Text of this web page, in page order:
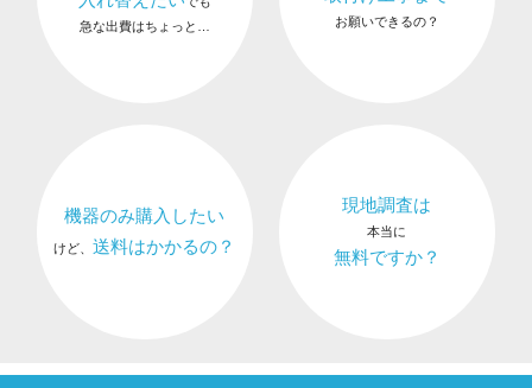
急な出費はちょっと…
お願いできるの？
機器のみ購入したい
けど、送料はかかるの？
現地調査は
本当に
無料ですか？